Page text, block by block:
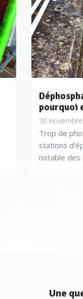
pourquoi
30
Trop de
stations
notable des
Une